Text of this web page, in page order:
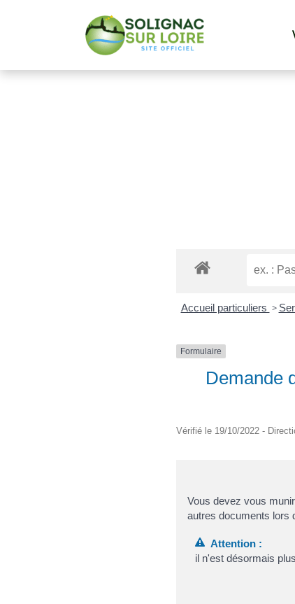
Accueil particuliers >
Formulaire
Demande
Vérifié le 19/10/2022 -
Vous devez vous
autres documents lors
Attention :
il n'est désormais